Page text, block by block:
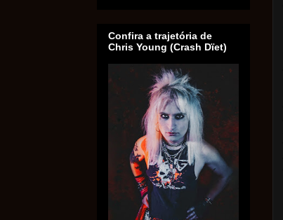
Confira a trajetória de
Chris Young (Crash Dïet)